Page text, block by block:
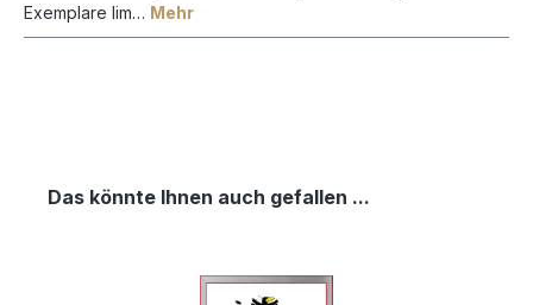
Exemplare lim… Mehr
Das könnte Ihnen auch gefallen ...